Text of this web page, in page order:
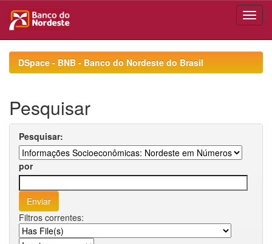
navigationDSpace - BNB - Banco do Nordeste do Brasil
Pesquisar
Pesquisar:
por
Filtros correntes: